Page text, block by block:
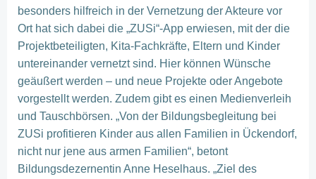
besonders hilfreich in der Vernetzung der Akteure vor
Ort hat sich dabei die „ZUSi“-App erwiesen, mit der die
Projektbeteiligten, Kita-Fachkräfte, Eltern und Kinder
untereinander vernetzt sind. Hier können Wünsche
geäußert werden – und neue Projekte oder Angebote
vorgestellt werden. Zudem gibt es einen Medienverleih
und Tauschbörsen. „Von der Bildungsbegleitung bei
ZUSi profitieren Kinder aus allen Familien in Ückendorf,
nicht nur jene aus armen Familien“, betont
Bildungsdezernentin Anne Heselhaus. „Ziel des